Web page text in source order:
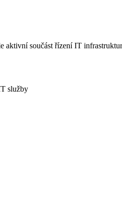
aktivní součást řízení IT
služby